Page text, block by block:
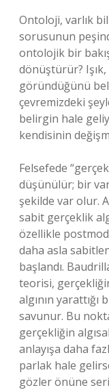
Ontoloji, varlık
sorusunun
ontolojik bir bakış
dönüştürür? Işık,
göründüğünü
çevremizdeki
belirgin hale
kendisinin
Felsefede
düşünülür; bir
şekilde var olur.
sabit gerçeklik
özellikle
daha asla
başlandı.
teorisi,
algının
savunur. Bu
gerçekliğin
anlayışa daha
parlak hale
gözler önüne